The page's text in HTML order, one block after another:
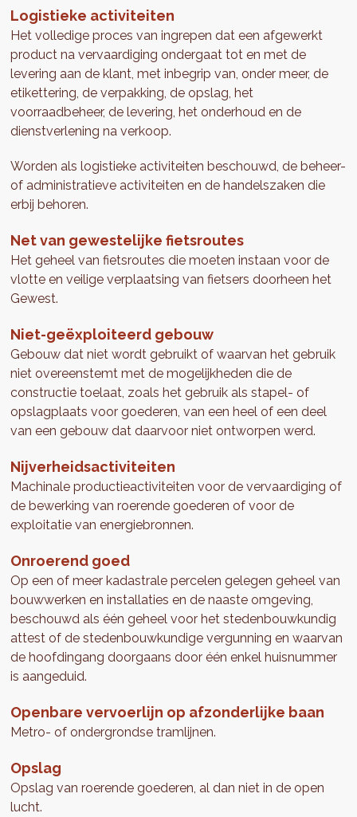
Logistieke activiteiten
Het volledige proces van ingrepen dat een afgewerkt
product na vervaardiging ondergaat tot en met de
levering aan de klant, met inbegrip van, onder meer, de
etikettering, de verpakking, de opslag, het
voorraadbeheer, de levering, het onderhoud en de
dienstverlening na verkoop.
Worden als logistieke activiteiten beschouwd, de beheer-
of administratieve activiteiten en de handelszaken die
erbij behoren.
Net van gewestelijke fietsroutes
Het geheel van fietsroutes die moeten instaan voor de
vlotte en veilige verplaatsing van fietsers doorheen het
Gewest.
Niet-geëxploiteerd gebouw
Gebouw dat niet wordt gebruikt of waarvan het gebruik
niet overeenstemt met de mogelijkheden die de
constructie toelaat, zoals het gebruik als stapel- of
opslagplaats voor goederen, van een heel of een deel
van een gebouw dat daarvoor niet ontworpen werd.
Nijverheidsactiviteiten
Machinale productieactiviteiten voor de vervaardiging of
de bewerking van roerende goederen of voor de
exploitatie van energiebronnen.
Onroerend goed
Op een of meer kadastrale percelen gelegen geheel van
bouwwerken en installaties en de naaste omgeving,
beschouwd als één geheel voor het stedenbouwkundig
attest of de stedenbouwkundige vergunning en waarvan
de hoofdingang doorgaans door één enkel huisnummer
is aangeduid.
Openbare vervoerlijn op afzonderlijke baan
Metro- of ondergrondse tramlijnen.
Opslag
Opslag van roerende goederen, al dan niet in de open
lucht.